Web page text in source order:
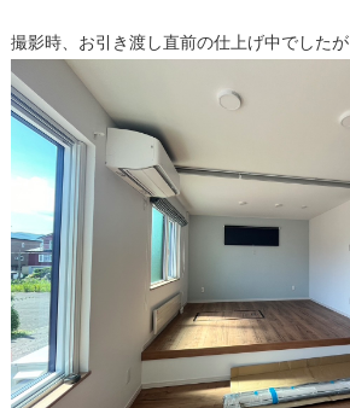
撮影時、お引き渡し直前の仕上げ中でしたが